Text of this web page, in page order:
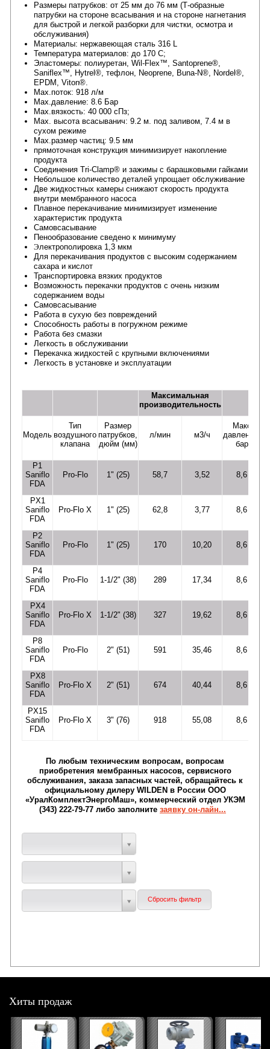
Размеры патрубков: от 25 мм до 76 мм (Т-образные
патрубки на стороне всасывания и на стороне нагнетания
для быстрой и легкой разборки для чистки, осмотра и
обслуживания)
Материалы: нержавеющая сталь 316 L
Температура материалов: до 170 С;
Эластомеры: полиуретан, Wil-Flex™, Santoprene®,
Saniflex™, Hytrel®, тефлон, Neoprene, Buna-N®, Nordel®,
EPDM, Viton®.
Max.поток: 918 л/м
Max.давление: 8.6 Бар
Max.вязкость: 40 000 сПз;
Мах. высота всасыванич: 9.2 м. под заливом, 7.4 м в
сухом режиме
Мах.размер частиц: 9.5 мм
прямоточная конструкция минимизирует накопление
продукта
Соединения Tri-Clamp® и зажимы с барашковыми гайками
Небольшое количество деталей упрощает обслуживание
Две жидкостных камеры снижают скорость продукта
внутри мембранного насоса
Плавное перекачивание минимизирует изменение
характеристик продукта
Самовсасывание
Пенообразование сведено к минимуму
Электрополировка 1,3 мкм
Для перекачивания продуктов с высоким содержанием
сахара и кислот
Транспортировка вязких продуктов
Возможность перекачки продуктов с очень низким
содержанием воды
Самовсасывание
Работа в сухую без повреждений
Способность работы в погружном режиме
Работа без смазки
Легкость в обслуживании
Перекачка жидкостей с крупными включениями
Легкость в установке и эксплуатации
Максимальная
производительность
Модель
Тип
воздушного
клапана
Размер
патрубков,
дюйм (мм)
л/мин м3/ч
Макс
давление,
бар
P1
Saniflo
FDA
Pro-Flo 1" (25) 58,7 3,52 8,6
PX1
Saniflo
FDA
Pro-Flo X 1" (25) 62,8 3,77 8,6
P2
Saniflo
FDA
Pro-Flo 1" (25) 170 10,20 8,6
P4
Saniflo
FDA
Pro-Flo 1-1/2" (38) 289 17,34 8,6
PX4
Saniflo
FDA
Pro-Flo X 1-1/2" (38) 327 19,62 8,6
P8
Saniflo
FDA
Pro-Flo 2" (51) 591 35,46 8,6
PX8
Saniflo
FDA
Pro-Flo X 2" (51) 674 40,44 8,6
PX15
Saniflo
FDA
Pro-Flo X 3" (76) 918 55,08 8,6
По любым техническим вопросам, вопросам
приобретения мембранных насосов, сервисного
обслуживания, заказа запасных частей, обращайтесь к
официальному дилеру WILDEN в России ООО
«УралКомплектЭнергоМаш», коммерческий отдел УКЭМ
(343) 222-79-77 либо заполните заявку он-лайн...
Хиты продаж